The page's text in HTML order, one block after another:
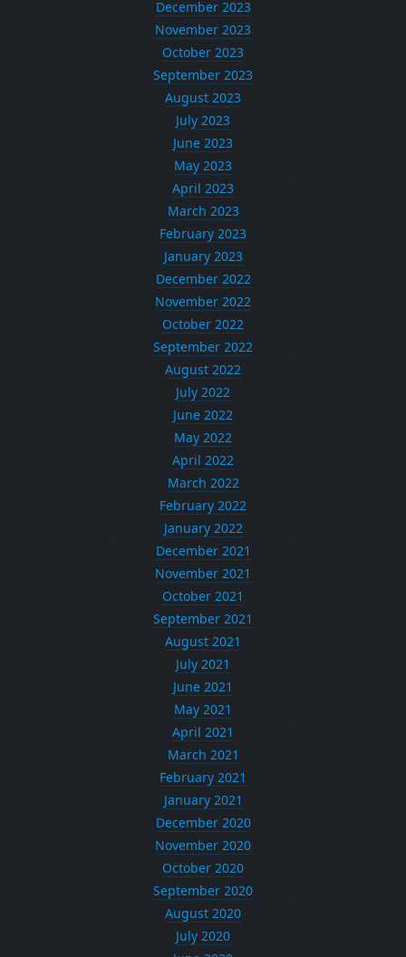
December 2023
November 2023
October 2023
September 2023
August 2023
July 2023
June 2023
May 2023
April 2023
March 2023
February 2023
January 2023
December 2022
November 2022
October 2022
September 2022
August 2022
July 2022
June 2022
May 2022
April 2022
March 2022
February 2022
January 2022
December 2021
November 2021
October 2021
September 2021
August 2021
July 2021
June 2021
May 2021
April 2021
March 2021
February 2021
January 2021
December 2020
November 2020
October 2020
September 2020
August 2020
July 2020